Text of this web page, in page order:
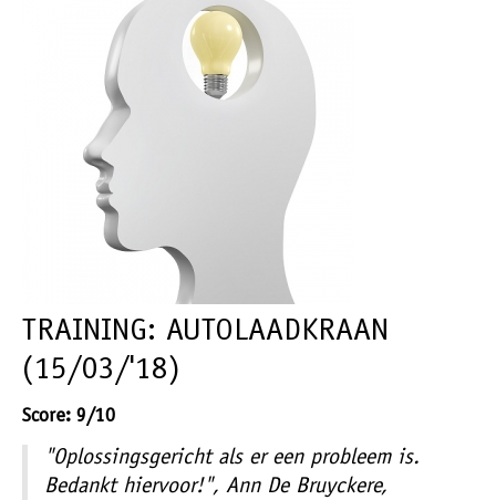
TRAINING: AUTOLAADKRAAN
(15/03/'18)
Score: 9/10
"Oplossingsgericht als er een probleem is.
Bedankt hiervoor!", Ann De Bruyckere,